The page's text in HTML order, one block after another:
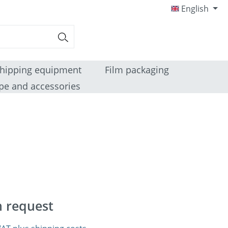
English
equipment
Film packaging
and accessories
request